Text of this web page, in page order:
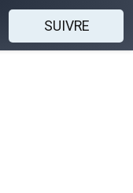
SUIVRE